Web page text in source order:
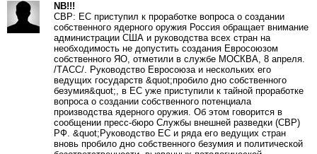
NB!!!
СВР: ЕС приступил к проработке вопроса о создании
собственного ядерного оружия Россия обращает внимание
администрации США и руководства всех стран на
необходимость не допустить создания Евросоюзом
собственного ЯО, отметили в службе МОСКВА, 8 апреля.
/ТАСС/. Руководство Евросоюза и нескольких его
ведущих государств &quot;пробило дно собственного
безумия&quot;, в ЕС уже приступили к тайной проработке
вопроса о создании собственного потенциала
производства ядерного оружия. Об этом говорится в
сообщении пресс-бюро Службы внешней разведки (СВР)
РФ. &quot;Руководство ЕС и ряда его ведущих стран
вновь пробило дно собственного безумия и политической